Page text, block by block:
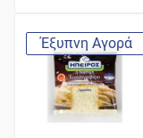
Έξυπνη Αγορά